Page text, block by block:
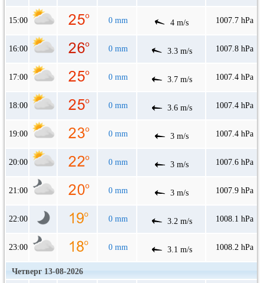
15:00 0 mm 4 m/s 1007.7 hPa
16:00 0 mm 3.3 m/s 1007.8 hPa
17:00 0 mm 3.7 m/s 1007.4 hPa
18:00 0 mm 3.6 m/s 1007.4 hPa
19:00 0 mm 3 m/s 1007.4 hPa
20:00 0 mm 3 m/s 1007.6 hPa
21:00 0 mm 3 m/s 1007.9 hPa
22:00 0 mm 3.2 m/s 1008.1 hPa
23:00 0 mm 3.1 m/s 1008.2 hPa
Четверг 13-08-2026